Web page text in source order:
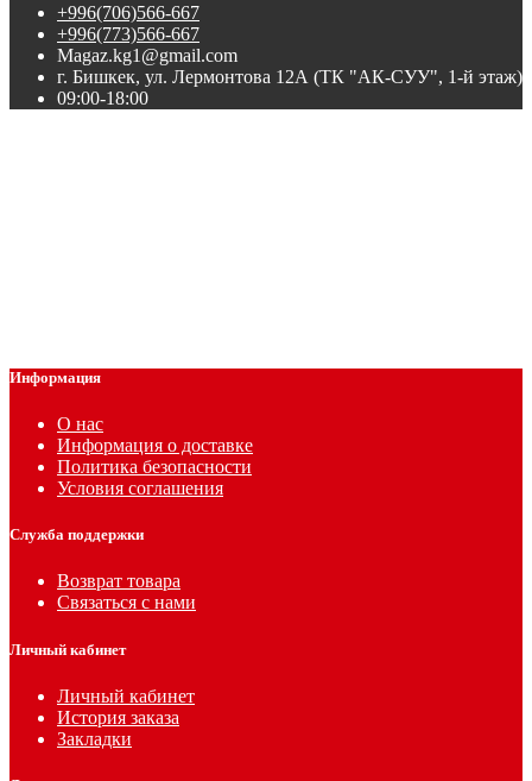
+996(706)566-667
+996(773)566-667
Magaz.kg1@gmail.com
г. Бишкек, ул. Лермонтова 12А (ТК "АК-СУУ", 1-й этаж)
09:00-18:00
Информация
О нас
Информация о доставке
Политика безопасности
Условия соглашения
Служба поддержки
Возврат товара
Связаться с нами
Личный кабинет
Личный кабинет
История заказа
Закладки